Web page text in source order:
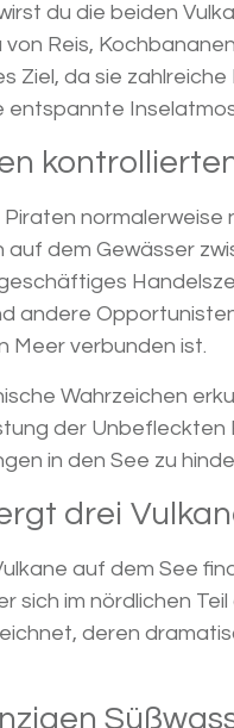
du die beiden
Reis,
Ziel, da sie
entspannte
dem Gewässer
andere
Meer verbunden ist.
Wahrzeichen
der
in den See zu
drei
auf dem See
sich im nördlichen
deren